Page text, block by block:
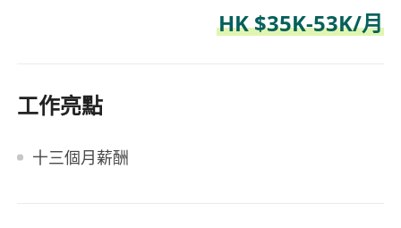
HK $35K-53K/月
工作亮點
十三個月薪酬